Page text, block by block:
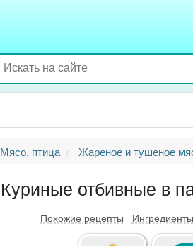
Мясо, птица Жареное и тушеное
Куриные отбивные в
Похожие рецепты Ингредиенты